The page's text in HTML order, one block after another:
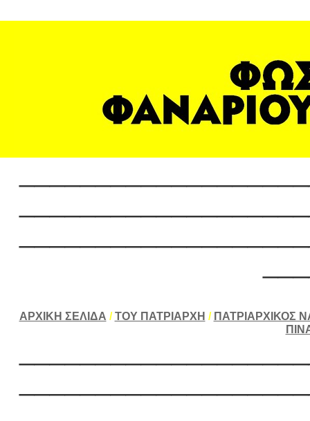
ΑΡΧΙΚΗ ΣΕΛΙΔΑ /ΤΟΥ ΠΑΤΡΙΑΡΧΗ / ΠΑΤΡΙΑΡΧΙΚΟΣ